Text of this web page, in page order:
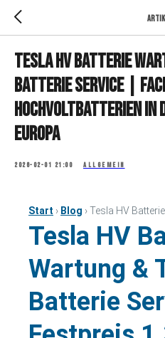
Tesla HV Batterie
Batterie Service |
Hochvoltbatterien in
Europa
2026-02-01 21:00 ALLGEMEIN
Start › Blog › Tesla HV
Tesla HV
Wartung &
Batterie